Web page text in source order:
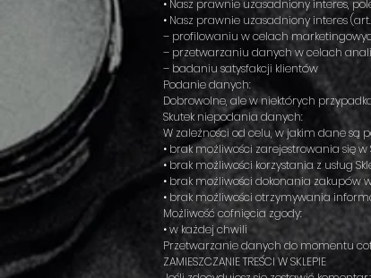
• Nasz prawnie uzasadniony interes,
• Nasz prawnie uzasadniony interes
– profilowaniu w celach
– przetwarzaniu danych w celach
– badaniu satysfakcji klientów
Podanie danych:
Dobrowolne, ale w niektórych
Skutek niepodania danych:
W zależności od celu, w jakim dane są
• brak możliwości zarejestrowania się w
• brak możliwości korzystania z usług
• brak możliwości dokonania zakupów
• brak możliwości otrzymywania
Możliwość cofnięcia zgody:
• w każdej chwili
Przetwarzanie danych do momentu
ZAMIESZCZANIE TREŚCI W SKLEPIE